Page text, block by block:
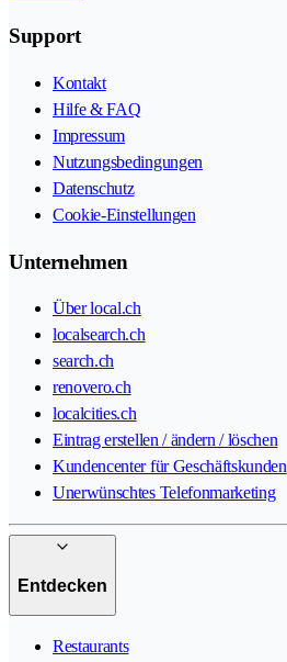
Support
Kontakt
Hilfe & FAQ
Impressum
Nutzungsbedingungen
Datenschutz
Cookie-Einstellungen
Unternehmen
Über local.ch
localsearch.ch
search.ch
renovero.ch
localcities.ch
Eintrag erstellen / ändern / löschen
Kundencenter für Geschäftskunden
Unerwünschtes Telefonmarketing
Entdecken
Restaurants